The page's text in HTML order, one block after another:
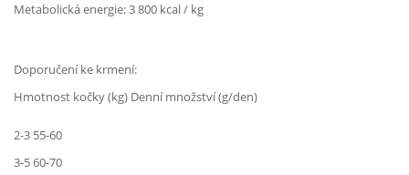
Metabolická energie: 3 800 kcal / kg
Doporučení ke krmení:
Hmotnost kočky (kg) Denní množství (g/den)
2-3 55-60
3-5 60-70